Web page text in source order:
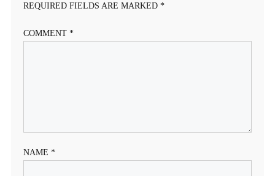
REQUIRED FIELDS ARE MARKED *
COMMENT *
NAME *